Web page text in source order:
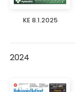
KE 8.1.2025
2024